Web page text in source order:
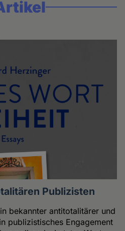
Publizisten
bekannter antitotalitärer und
publizistisches Engagement